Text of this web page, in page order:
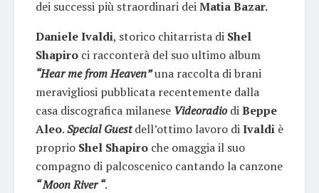
dei successi più straordinari deiMatia Bazar.
Daniele Ivaldi, storico chitarrista di Shel
Shapiro ci racconterà del suo ultimo album
“Hear me from Heaven”una raccolta di brani
meravigliosi pubblicata recentemente dalla
casa discografica milanese VideoradiodiBeppe
Aleo.Special Guestdell’ottimo lavoro diIvaldi è
proprio Shel Shapiro che omaggia il suo
compagno di palcoscenico cantando la canzone
“ Moon River “.